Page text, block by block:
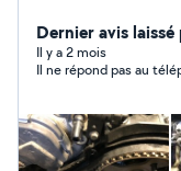
Dernier avis
Il y a 2 mois
Il ne répond pas au